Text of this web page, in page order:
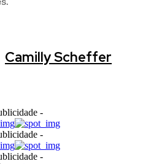
Camilly Scheffer
-
-
-